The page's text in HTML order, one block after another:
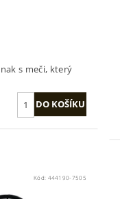
s meči, který
Kód: 444190-7505